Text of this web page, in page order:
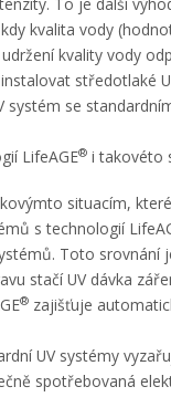
To je další
kvalita vody
kvality vody
středotlaké
se
LifeAGE®i takovéto
situacím,
s technologií
Toto srovnání
stačí UV dávka
®zajišťuje
UV systémy
spotřebovaná